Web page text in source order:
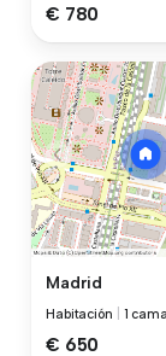
€ 780
Madrid
Habitación 1 cama
€ 650